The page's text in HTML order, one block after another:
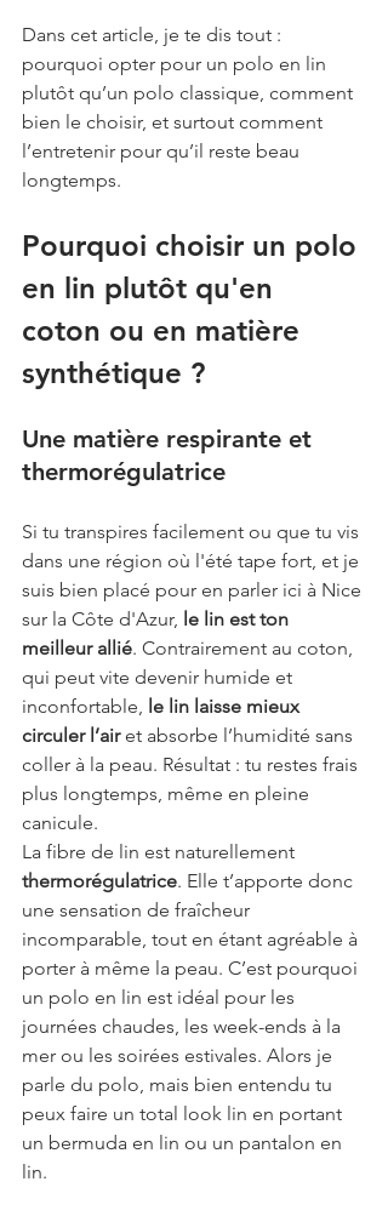
Dans cet article, je te dis tout :
pourquoi opter pour un polo en lin
plutôt qu’un polo classique, comment
bien le choisir, et surtout comment
l’entretenir pour qu’il reste beau
longtemps.
Pourquoi choisir un polo
en lin plutôt qu'en
coton ou en matière
synthétique ?
Une matière respirante et
thermorégulatrice
Si tu transpires facilement ou que tu vis
dans une région où l'été tape fort, et je
suis bien placé pour en parler ici à Nice
sur la Côte d'Azur, le lin est ton
meilleur allié. Contrairement au coton,
qui peut vite devenir humide et
inconfortable, le lin laisse mieux
circuler l’air et absorbe l’humidité sans
coller à la peau. Résultat : tu restes frais
plus longtemps, même en pleine
canicule.
La fibre de lin est naturellement
thermorégulatrice. Elle t’apporte donc
une sensation de fraîcheur
incomparable, tout en étant agréable à
porter à même la peau. C’est pourquoi
un polo en lin est idéal pour les
journées chaudes, les week-ends à la
mer ou les soirées estivales. Alors je
parle du polo, mais bien entendu tu
peux faire un total look lin en portant
un bermuda en lin ou un pantalon en
lin.